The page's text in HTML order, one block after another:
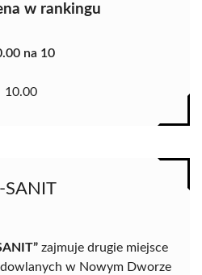
w rankingu
na 10
10.00
SANIT
zajmuje drugie miejsce
w Nowym Dworze